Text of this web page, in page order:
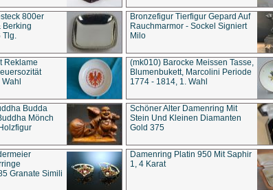
800er
Berking
Tlg.
Bronzefigur Tierfigur Gepard Auf
Rauchmarmor - Sockel Signiert
Milo
Reklame
(mk010) Barocke Meissen Tasse,
Blumenbukett, Marcolini Periode
1774 - 1814, 1. Wahl
Budda
Mönch
Schöner Alter Damenring Mit
Stein Und Kleinen Diamanten
Gold 375
Granate Simili
Damenring Platin 950 Mit Saphir
1, 4 Karat